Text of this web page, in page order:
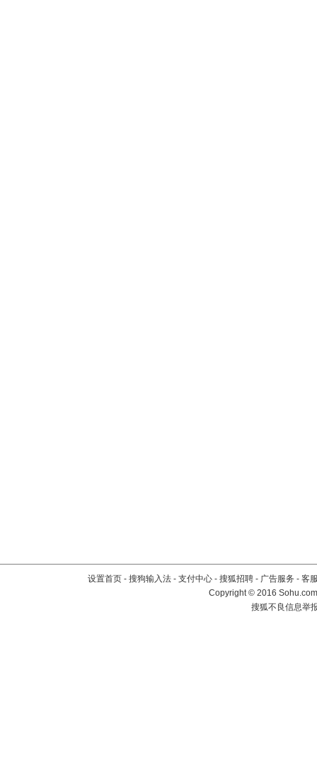
设置首页 - 搜狗输入法 - 支付中心 - 搜狐招聘 - 广告服务 - 客
Copyright©2016
搜狐不良信息举